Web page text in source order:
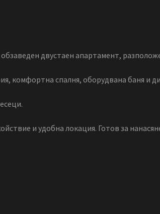
двустаен апартамент,
комфортна спалня, оборудвана баня и
и удобна локация. Готов за